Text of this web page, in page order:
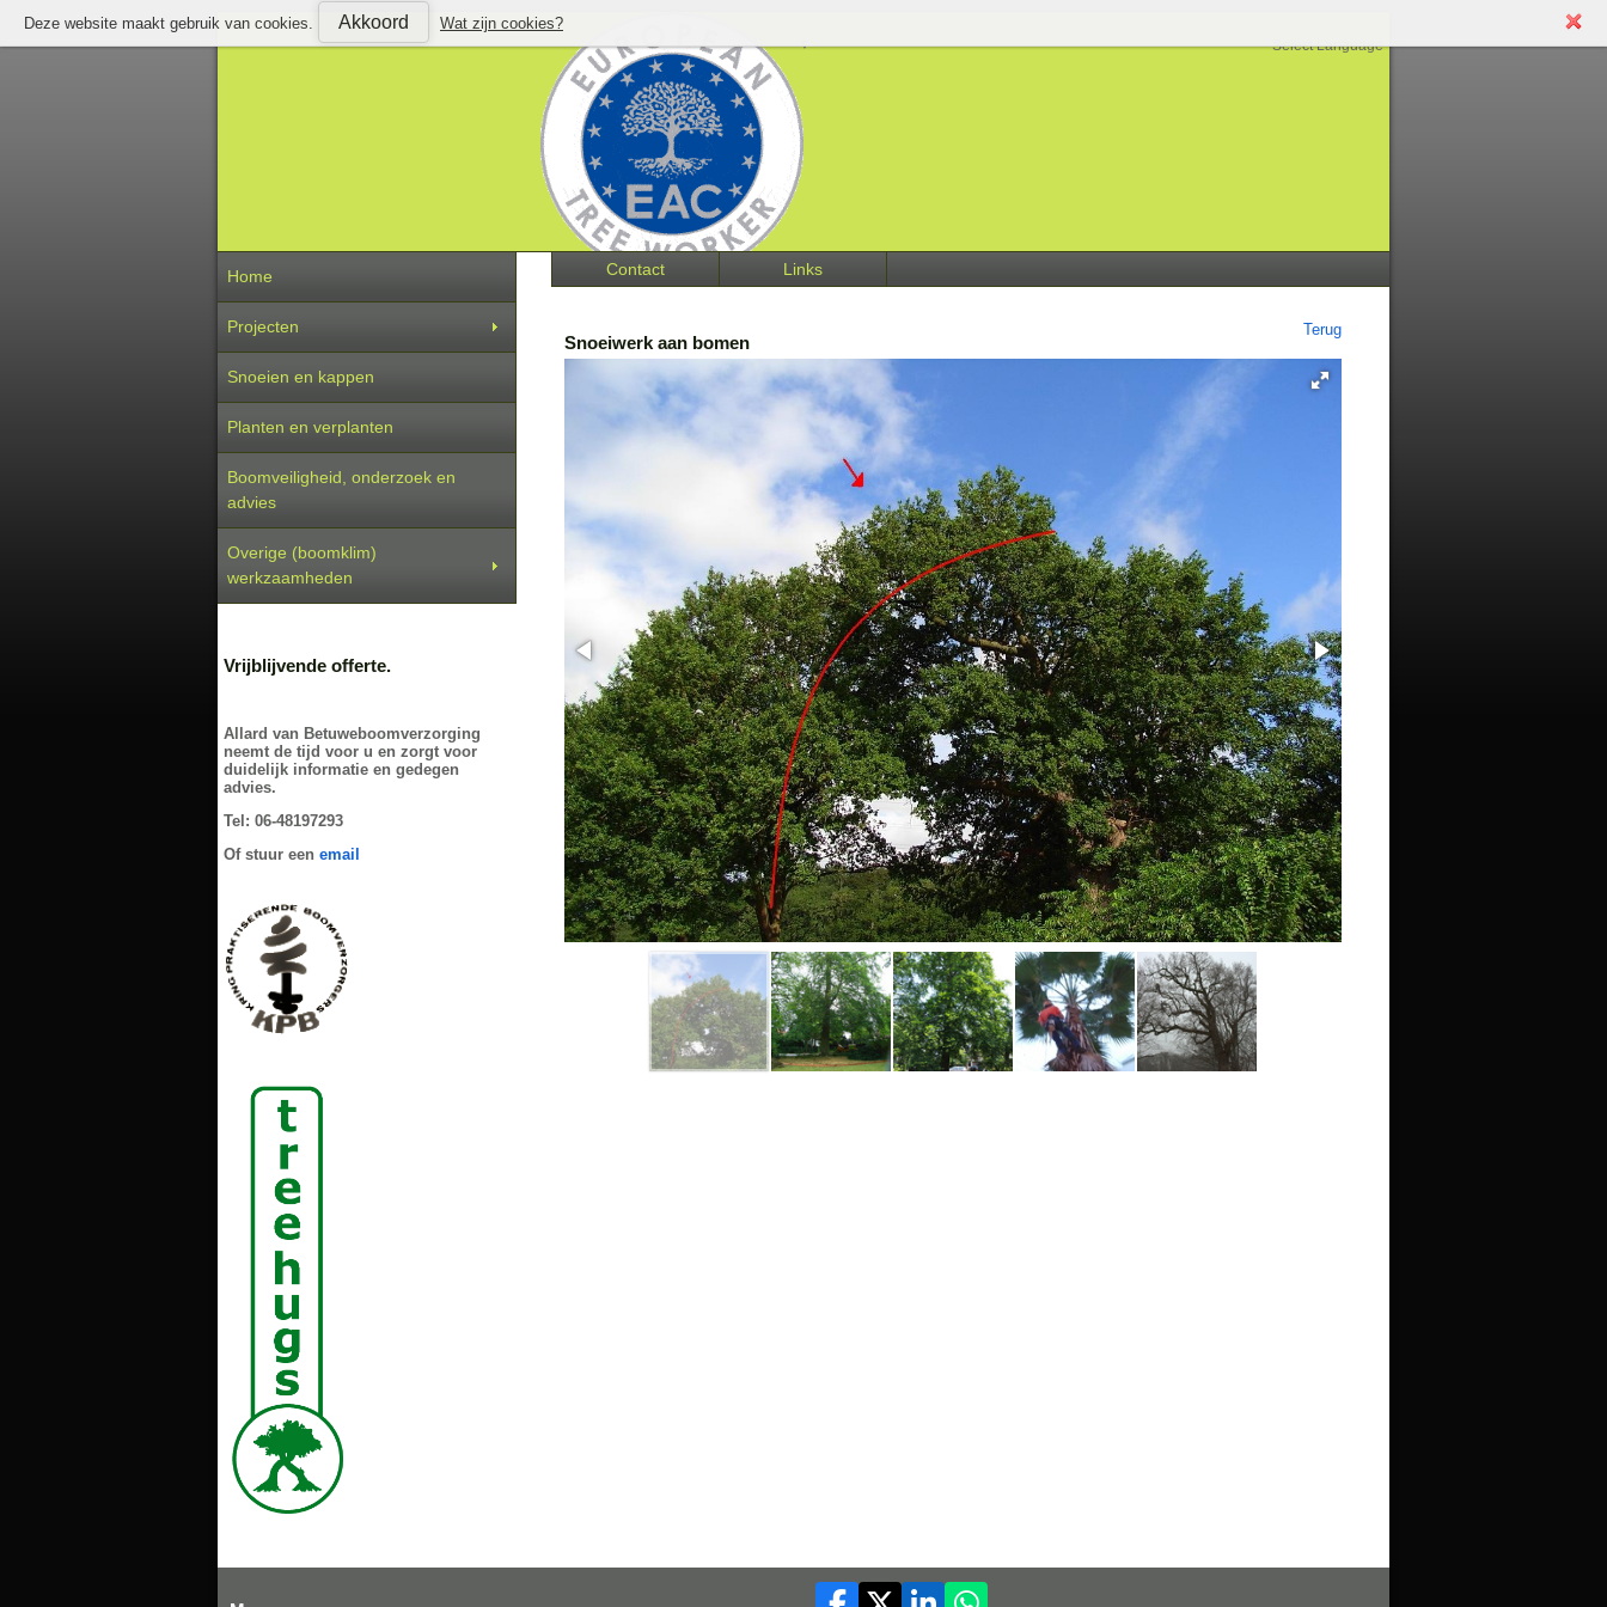
Select Language
▼
Contact Links
Home
Projecten
Snoeien en kappen
Planten en verplanten
Boomveiligheid, onderzoek en
advies
Overige (boomklim)
werkzaamheden
Vrijblijvende offerte.
Allard van Betuweboomverzorging
neemt de tijd voor u en zorgt voor
duidelijk informatie en gedegen
advies.
Tel: 06-48197293
Of stuur een email
Snoeiwerk aan bomen
Terug
Deze website maakt gebruik van cookies. Akkoord Wat zijn cookies?